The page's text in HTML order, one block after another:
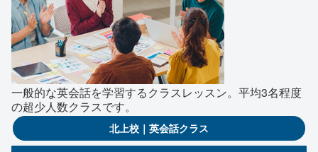
一般的な英会話を学習するクラスレッスン。平均3名程度
の超少人数クラスです。
北上校｜英会話クラス